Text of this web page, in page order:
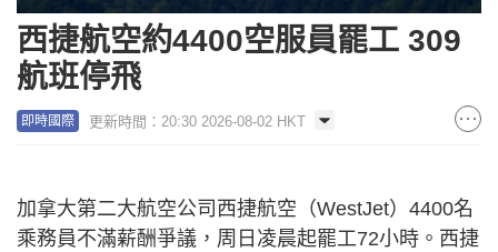
西捷航空約4400空服員罷工 309
航班停飛
即時國際 更新時間：20:30 2026-08-02 HKT
加拿大第二大航空公司西捷航空（WestJet）4400名
乘務員不滿薪酬爭議，周日凌晨起罷工72小時。西捷